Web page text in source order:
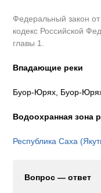
Федеральный закон
кодекс Российской
главы 1.
Впадающие реки
Буор-Юрях, Буор-
Водоохранная зона
Республика Саха
Вопрос — ответ